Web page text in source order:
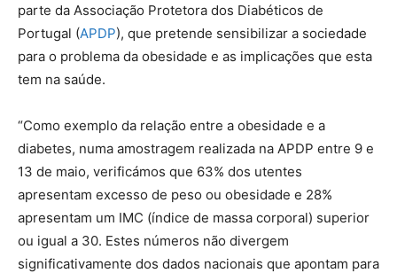
parte da Associação Protetora dos Diabéticos de
Portugal (APDP), que pretende sensibilizar a sociedade
para o problema da obesidade e as implicações que esta
tem na saúde.
“Como exemplo da relação entre a obesidade e a
diabetes, numa amostragem realizada na APDP entre 9 e
13 de maio, verificámos que 63% dos utentes
apresentam excesso de peso ou obesidade e 28%
apresentam um IMC (índice de massa corporal) superior
ou igual a 30. Estes números não divergem
significativamente dos dados nacionais que apontam para